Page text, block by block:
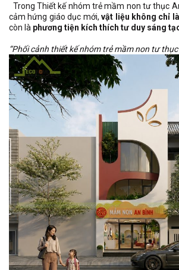
Trong Thiết kế nhóm trẻ mầm non tư thục
cảm hứng giáo dục mới,vật liệu không chỉ
còn là phương tiện kích thích tư duy sáng
“Phối cảnh thiết kế nhóm trẻ mầm non tư thục